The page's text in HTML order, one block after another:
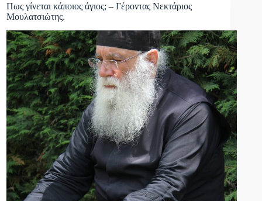
Πως γίνεται κάποιος άγιος; – Γέροντας Νεκτάριος
Μουλατσιώτης.